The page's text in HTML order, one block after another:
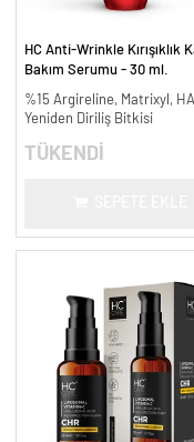
HC Anti-Wrinkle Kırışıklık
Bakım Serumu - 30 ml.
%15 Argireline, Matrixyl,
Yeniden Diriliş Bitkisi
TÜKENDİ